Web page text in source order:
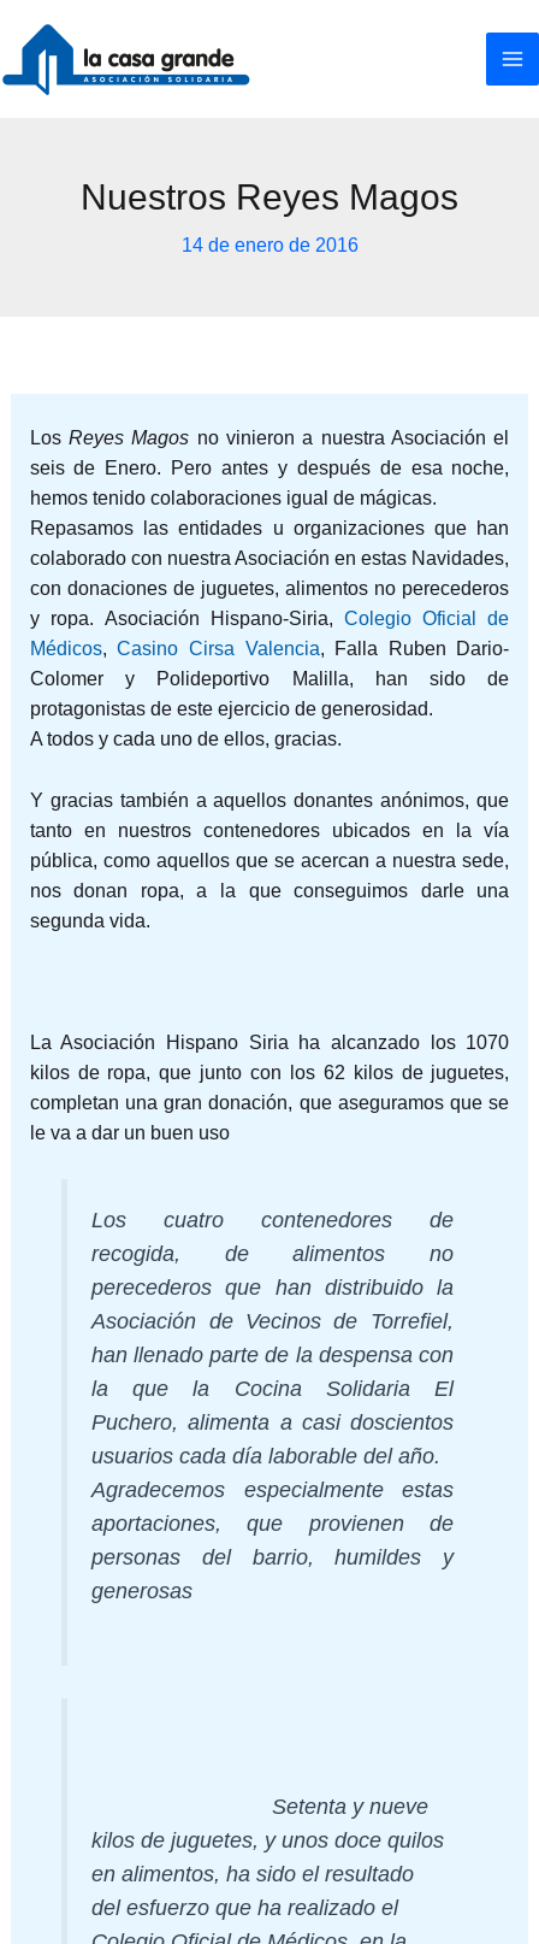
contenido
Nuestros Reyes Magos
14 de enero de 2016
Los Reyes Magos no vinieron a nuestra Asociación el
seis de Enero. Pero antes y después de esa noche,
hemos tenido colaboraciones igual de mágicas.
Repasamos las entidades u organizaciones que han
colaborado con nuestra Asociación en estas Navidades,
con donaciones de juguetes, alimentos no perecederos
y ropa. Asociación Hispano-Siria, Colegio Oficial de
Médicos,Casino Cirsa Valencia, Falla Ruben Dario-
Colomer y Polideportivo Malilla, han sido de
protagonistas de este ejercicio de generosidad.
A todos y cada uno de ellos, gracias.
Y gracias también a aquellos donantes anónimos, que
tanto en nuestros contenedores ubicados en la vía
pública, como aquellos que se acercan a nuestra sede,
nos donan ropa, a la que conseguimos darle una
segunda vida.
La Asociación Hispano Siria ha alcanzado los 1070
kilos de ropa, que junto con los 62 kilos de juguetes,
completan una gran donación, que aseguramos que se
le va a dar un buen uso
Los cuatro contenedores de
recogida, de alimentos no
perecederos que han distribuido la
Asociación de Vecinos de Torrefiel,
han llenado parte de la despensa con
la que la Cocina Solidaria El
Puchero, alimenta a casi doscientos
usuarios cada día laborable del año.
Agradecemos especialmente estas
aportaciones, que provienen de
personas del barrio, humildes y
generosas
Setenta y nueve
kilos de juguetes, y unos doce quilos
en alimentos, ha sido el resultado
del esfuerzo que ha realizado el